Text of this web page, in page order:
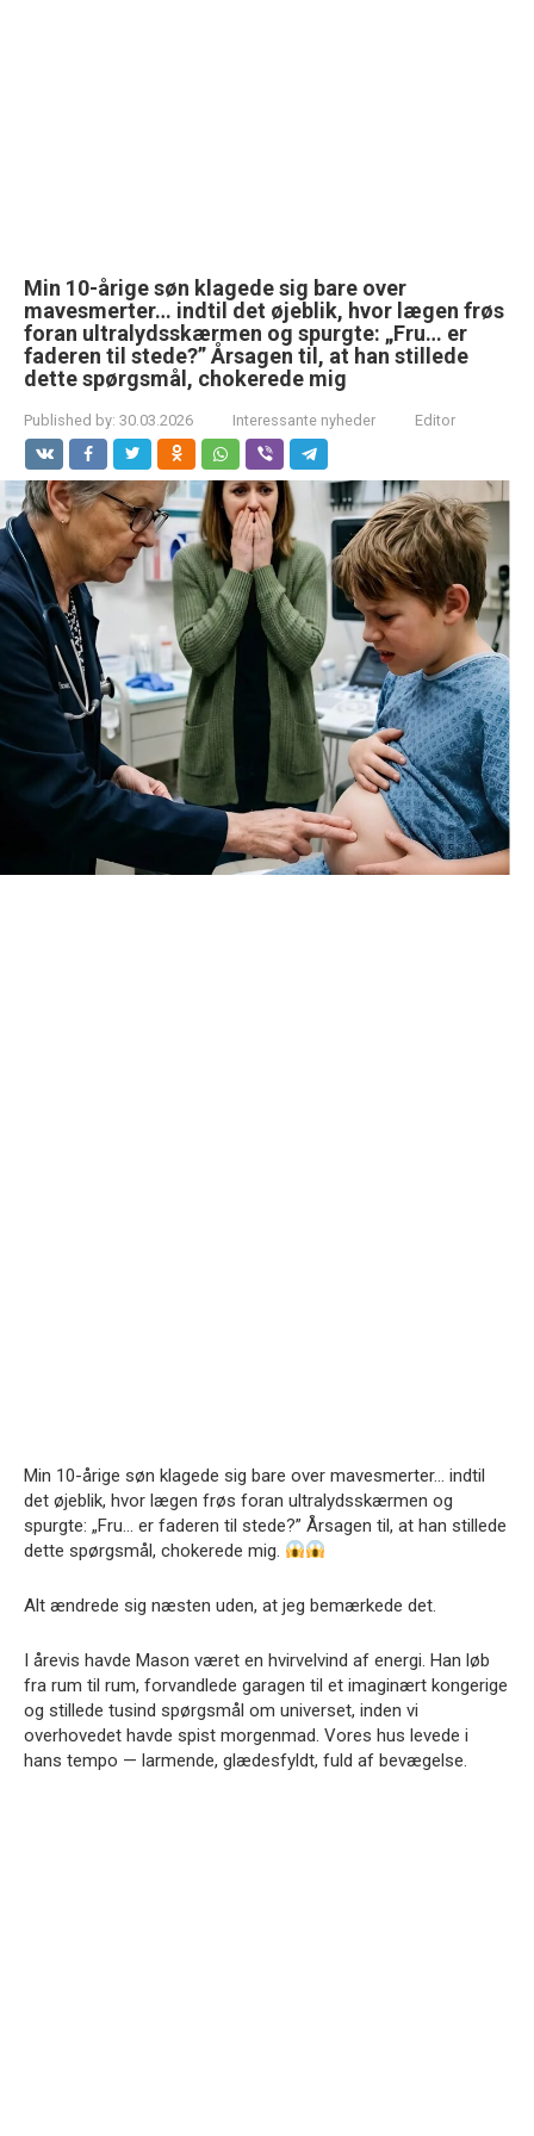
Min 10-årige søn klagede sig bare over
mavesmerter… indtil det øjeblik, hvor lægen frøs
foran ultralydsskærmen og spurgte: „Fru… er
faderen til stede?” Årsagen til, at han stillede
dette spørgsmål, chokerede mig
Published by: 30.03.2026 Interessante nyheder Editor
Min 10-årige søn klagede sig bare over mavesmerter… indtil
det øjeblik, hvor lægen frøs foran ultralydsskærmen og
spurgte: „Fru… er faderen til stede?” Årsagen til, at han stillede
dette spørgsmål, chokerede mig.
Alt ændrede sig næsten uden, at jeg bemærkede det.
I årevis havde Mason været en hvirvelvind af energi. Han løb
fra rum til rum, forvandlede garagen til et imaginært kongerige
og stillede tusind spørgsmål om universet, inden vi
overhovedet havde spist morgenmad. Vores hus levede i
hans tempo — larmende, glædesfyldt, fuld af bevægelse.